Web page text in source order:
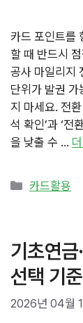
카드 포인트를
할 때 반드시
공사 마일리지
단위가 발권
지 마세요. 전
석 확인’과 ‘전
을 낮출 수 …
카
카드활용
기초연
선택 기준
2026년 04월